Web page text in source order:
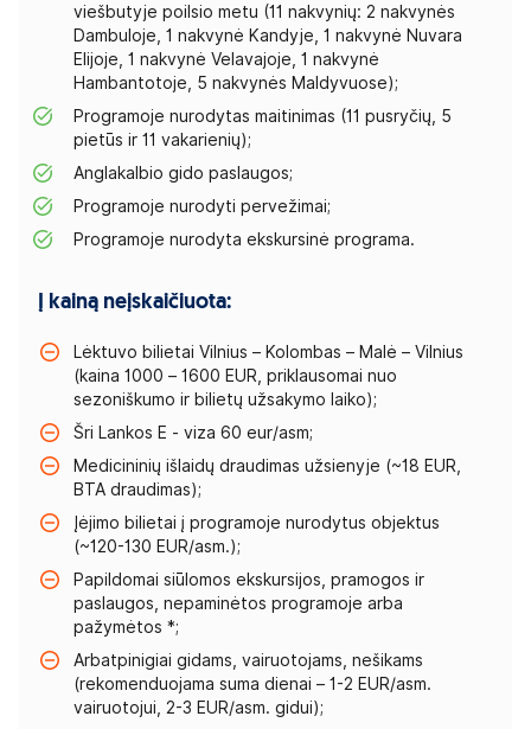
viešbutyje poilsio metu (11 nakvynių: 2 nakvynės
Dambuloje, 1 nakvynė Kandyje, 1 nakvynė Nuvara
Elijoje, 1 nakvynė Velavajoje, 1 nakvynė
Hambantotoje, 5 nakvynės Maldyvuose);
Programoje nurodytas maitinimas (11 pusryčių, 5
pietūs ir 11 vakarienių);
Anglakalbio gido paslaugos;
Programoje nurodyti pervežimai;
Programoje nurodyta ekskursinė programa.
Į kainą neįskaičiuota:
Lėktuvo bilietai Vilnius – Kolombas – Malė – Vilnius
(kaina 1000 – 1600 EUR, priklausomai nuo
sezoniškumo ir bilietų užsakymo laiko);
Šri Lankos E - viza 60 eur/asm;
Medicininių išlaidų draudimas užsienyje (~18 EUR,
BTA draudimas);
Įėjimo bilietai į programoje nurodytus objektus
(~120-130 EUR/asm.);
Papildomai siūlomos ekskursijos, pramogos ir
paslaugos, nepaminėtos programoje arba
pažymėtos *;
Arbatpinigiai gidams, vairuotojams, nešikams
(rekomenduojama suma dienai – 1-2 EUR/asm.
vairuotojui, 2-3 EUR/asm. gidui);